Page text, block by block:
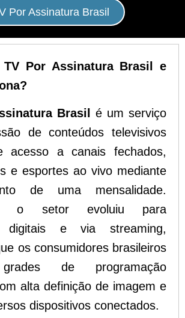
Por Assinatura Brasil
Por Assinatura Brasil e
Brasil
é um serviço
de conteúdos televisivos
acesso a canais fechados,
e esportes ao vivo mediante
de uma mensalidade.
o setor evoluiu para
digitais e via streaming,
os consumidores brasileiros
de programação
alta definição de imagem e
dispositivos conectados.